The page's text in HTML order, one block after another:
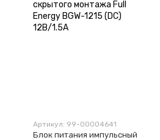
Артикул: 99-00004641
Блок питания импульсный